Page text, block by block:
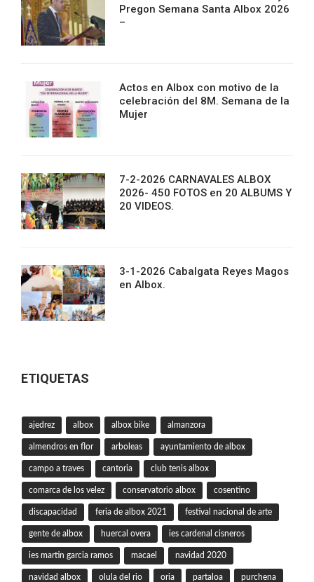
Pregon Semana Santa Albox 2026
–
Actos en Albox con motivo de la
celebración del 8M. Semana de la
Mujer
7-2-2026 CARNAVALES ALBOX
2026- 450 FOTOS en 20 ALBUMS Y
20 VIDEOS.
3-1-2026 Cabalgata Reyes Magos
en Albox.
ETIQUETAS
ajedrez albox albox bike almanzora
almendros en flor arboleas ayuntamiento de albox
campo a traves cantoria club tenis albox
comarca de los velez conservatorio albox cosentino
discapacidad feria de albox 2021 festival nacional de arte
gente de albox huercal overa ies cardenal cisneros
ies martin garcia ramos macael navidad 2020
navidad albox olula del rio oria partaloa purchena